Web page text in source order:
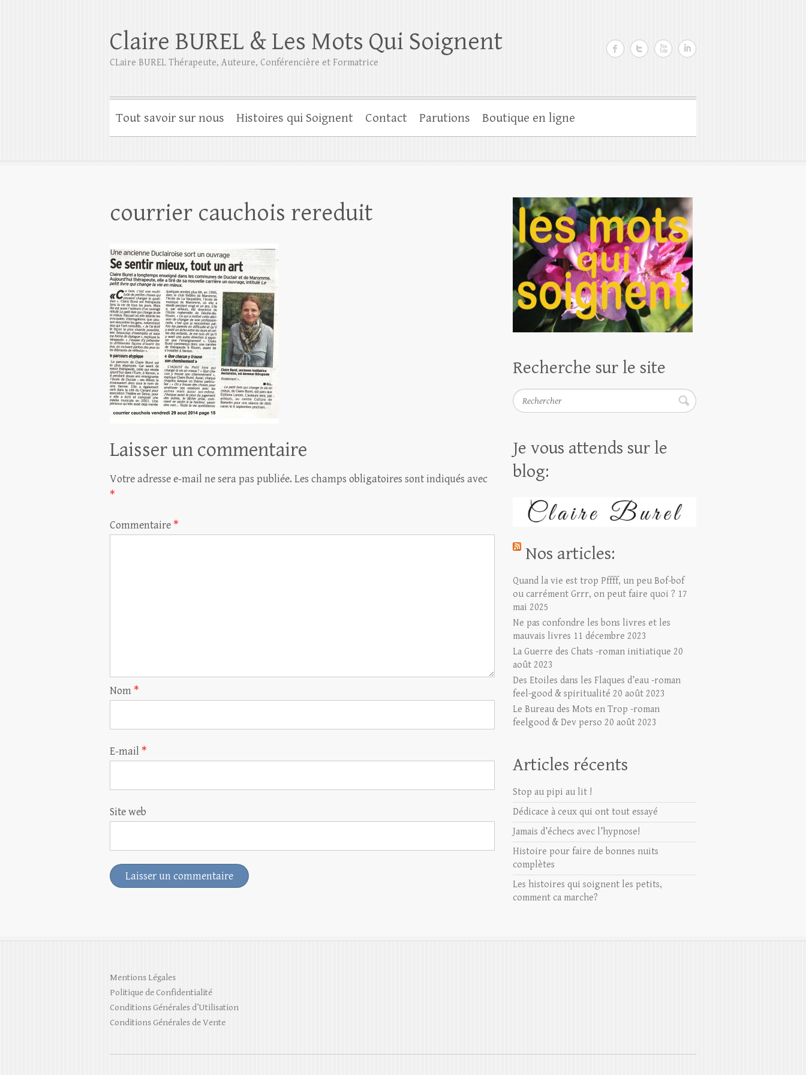
Claire BUREL & Les Mots Qui Soignent
CLaire BUREL Thérapeute, Auteure, Conférencière et Formatrice
Tout savoir sur nous Histoires qui Soignent Contact Parutions Boutique en ligne
courrier cauchois rereduit
Laisser un commentaire
Votre adresse e-mail ne sera pas publiée. Les champs obligatoires sont indiqués avec
*
Commentaire *
Nom *
E-mail *
Site web
Recherche sur le site
Rechercher
Je vous attends sur le
blog:
Nos articles:
Quand la vie est trop Pffff, un peu Bof-bof
ou carrément Grrr, on peut faire quoi ? 17
mai 2025
Ne pas confondre les bons livres et les
mauvais livres 11 décembre 2023
La Guerre des Chats -roman initiatique 20
août 2023
Des Etoiles dans les Flaques d’eau -roman
feel-good & spiritualité 20 août 2023
Le Bureau des Mots en Trop -roman
feelgood & Dev perso 20 août 2023
Articles récents
Stop au pipi au lit !
Dédicace à ceux qui ont tout essayé
Jamais d’échecs avec l’hypnose!
Histoire pour faire de bonnes nuits
complètes
Les histoires qui soignent les petits,
comment ca marche?
Mentions Légales
Politique de Confidentialité
Conditions Générales d’Utilisation
Conditions Générales de Vente